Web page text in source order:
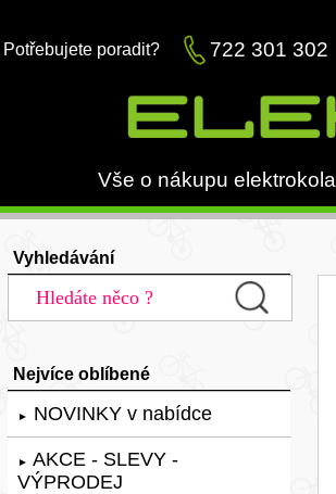
Potřebujete poradit? 722 301 302
Vše o nákupu elektrokola
Vyhledávání
Nejvíce oblíbené
► NOVINKY v nabídce
► AKCE - SLEVY -
VÝPRODEJ